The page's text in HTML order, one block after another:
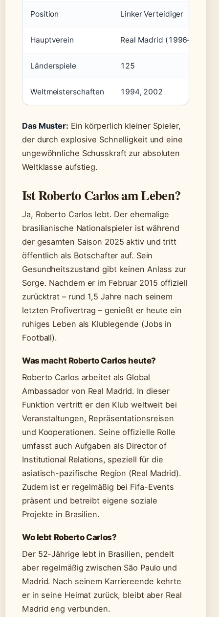
Position Linker Verteidiger
Hauptverein Real Madrid (1996–2007)
Länderspiele 125
Weltmeisterschaften 1994, 2002
Das Muster: Ein körperlich kleiner Spieler,
der durch explosive Schnelligkeit und eine
ungewöhnliche Schusskraft zur absoluten
Weltklasse aufstieg.
Ist Roberto Carlos am Leben?
Ja, Roberto Carlos lebt. Der ehemalige
brasilianische Nationalspieler ist während
der gesamten Saison 2025 aktiv und tritt
öffentlich als Botschafter auf. Sein
Gesundheitszustand gibt keinen Anlass zur
Sorge. Nachdem er im Februar 2015 offiziell
zurücktrat – rund 1,5 Jahre nach seinem
letzten Profivertrag – genießt er heute ein
ruhiges Leben als Klublegende (Jobs in
Football).
Was macht Roberto Carlos heute?
Roberto Carlos arbeitet als Global
Ambassador von Real Madrid. In dieser
Funktion vertritt er den Klub weltweit bei
Veranstaltungen, Repräsentationsreisen
und Kooperationen. Seine offizielle Rolle
umfasst auch Aufgaben als Director of
Institutional Relations, speziell für die
asiatisch-pazifische Region (Real Madrid).
Zudem ist er regelmäßig bei Fifa-Events
präsent und betreibt eigene soziale
Projekte in Brasilien.
Wo lebt Roberto Carlos?
Der 52-Jährige lebt in Brasilien, pendelt
aber regelmäßig zwischen São Paulo und
Madrid. Nach seinem Karriereende kehrte
er in seine Heimat zurück, bleibt aber Real
Madrid eng verbunden.